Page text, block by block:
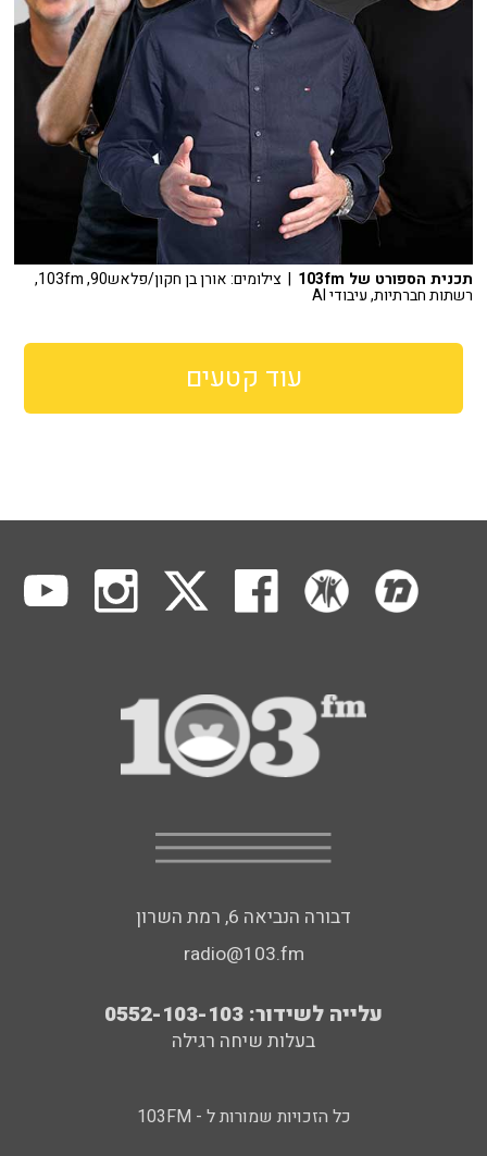
תכנית הספורט של 103fm | צילומים: אורן בן חקון/פלאש90, 103fm,
רשתות חברתיות, עיבודי AI
עוד קטעים
דבורה הנביאה 6, רמת השרון
radio@103.fm
עלייה לשידור: 0552-103-103
בעלות שיחה רגילה
כל הזכויות שמורות ל - 103FM